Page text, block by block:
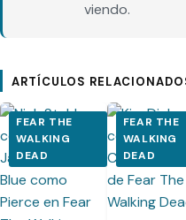
viendo.
ARTÍCULOS
FEAR THE
WALKING
DEAD
FEAR THE
WALKING
DEAD